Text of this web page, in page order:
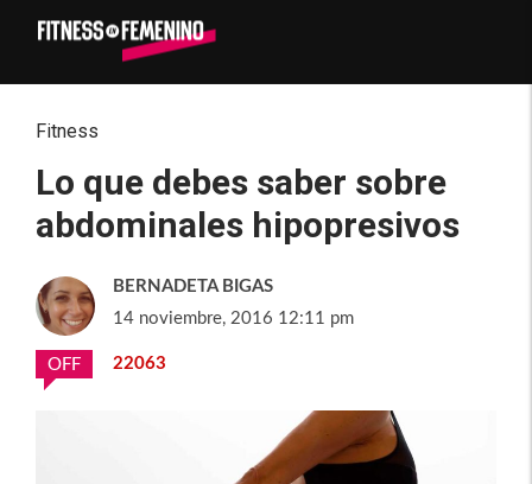
Fitness
Lo que debes saber sobre
abdominales hipopresivos
BERNADETA BIGAS
14 noviembre, 2016 12:11 pm
OFF 22063